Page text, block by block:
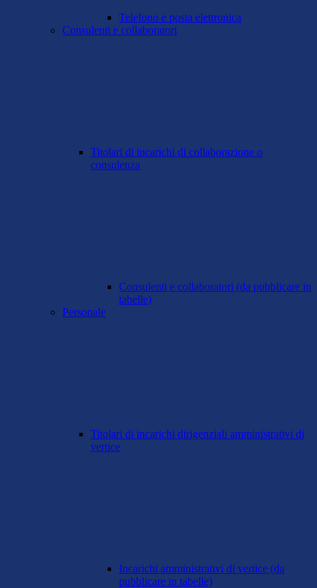
Telefono e posta elettronica
Consulenti e collaboratori
Titolari di incarichi di collaborazione o
consulenza
Consulenti e collaboratori (da pubblicare in
tabelle)
Personale
Titolari di incarichi dirigenziali amministrativi di
vertice
Incarichi amministrativi di vertice (da
pubblicare in tabelle)